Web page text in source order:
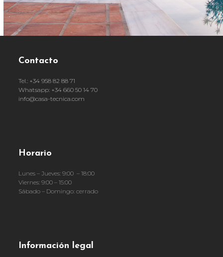
Contacto
Tel.: +34 958 82 88 71
Whatsapp: +34 660 50 14 70
info@casa-tecnica.com
Horario
Lunes – Jueves: 9:00 – 18:00
Viernes: 9:00 – 15:00
Sábado – Domingo: cerrado
Información legal